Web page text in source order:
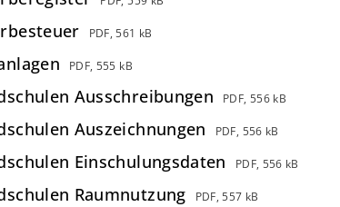
PDF, 561 kB
PDF, 555 kB
Ausschreibungen PDF, 556 kB
Auszeichnungen PDF, 556 kB
Einschulungsdaten PDF, 556 kB
Raumnutzung PDF, 557 kB